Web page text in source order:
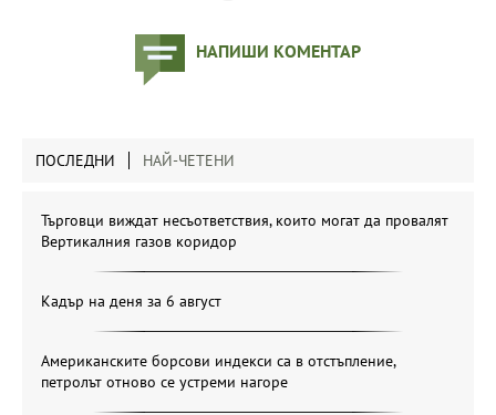
НАПИШИ КОМЕНТАР
ПОСЛЕДНИ НАЙ-ЧЕТЕНИ
Търговци виждат несъответствия, които могат да провалят
Вертикалния газов коридор
Кадър на деня за 6 август
Американските борсови индекси са в отстъпление,
петролът отново се устреми нагоре